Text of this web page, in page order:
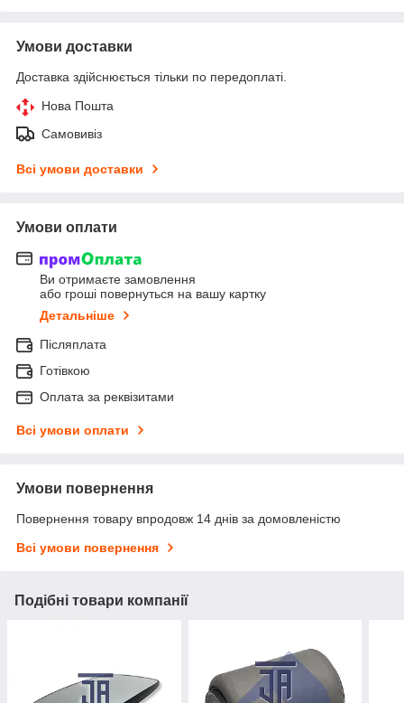
Умови доставки
Доставка здійснюється тільки по передоплаті.
Нова Пошта
Самовивіз
Всі умови доставки
Умови оплати
Ви отримаєте замовлення
або гроші повернуться на вашу картку
Детальніше
Післяплата
Готівкою
Оплата за реквізитами
Всі умови оплати
Умови повернення
Повернення товару впродовж 14 днів за домовленістю
Всі умови повернення
Подібні товари компанії